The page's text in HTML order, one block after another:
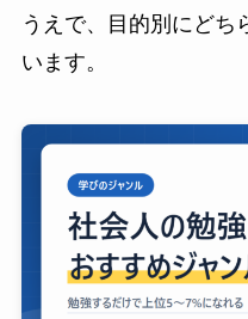
うえで、目的別にどち
います。